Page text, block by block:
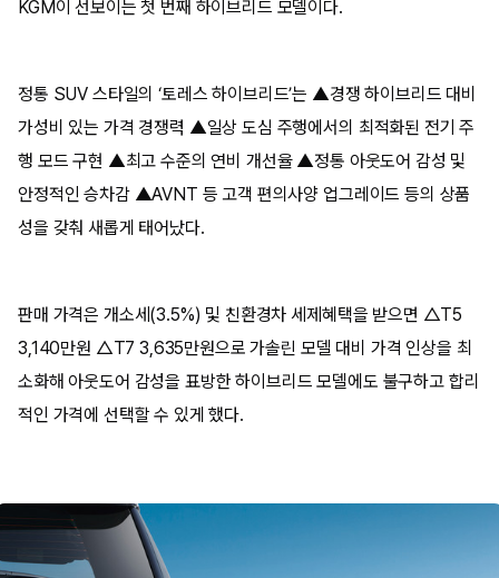
KGM이 선보이는 첫 번째 하이브리드 모델이다.
정통 SUV 스타일의 ‘토레스 하이브리드’는 ▲경쟁 하이브리드 대비
가성비 있는 가격 경쟁력 ▲일상 도심 주행에서의 최적화된 전기 주
행 모드 구현 ▲최고 수준의 연비 개선율 ▲정통 아웃도어 감성 및
안정적인 승차감 ▲AVNT 등 고객 편의사양 업그레이드 등의 상품
성을 갖춰 새롭게 태어났다.
판매 가격은 개소세(3.5%) 및 친환경차 세제혜택을 받으면 △T5
3,140만원 △T7 3,635만원으로 가솔린 모델 대비 가격 인상을 최
소화해 아웃도어 감성을 표방한 하이브리드 모델에도 불구하고 합리
적인 가격에 선택할 수 있게 했다.